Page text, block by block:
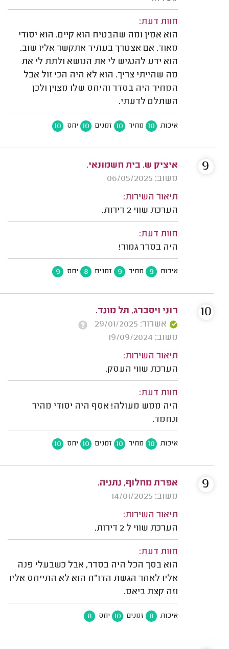
חוות דעת:
הוא אמין ומה שהבטיח הוא קיים. הוא יסודי
מאוד. אם אצטרך בעתיד אתקשר אליו שוב.
הוא ידע להנגיש לי את הנושא ולתת לי את
מה שהייתי צריך. הוא לא היה הכי זול אבל
המחיר היה בסדר והיחס שלו מצוין ולכן
השתלם לדעתי.
איכות 10 מחיר 10 זמנים 10 יחס 10
איציק ש. בית חשמונאי.
משוב: 06/05/2025
תיאור השירות:
הערכת שווי 2 דירות.
חוות דעת:
היה בסדר גמור!
איכות 9 מחיר 9 זמנים 8 יחס 9
9
רוני ויסברג, תל מונד.
אשרור: 29/01/2025
משוב: 19/09/2024
תיאור השירות:
הערכת שווי העסק.
חוות דעת:
היה ממש מעולה! אסף היה יסודי מהיר
ונחמד.
איכות 10 מחיר 10 זמנים 10 יחס 10
10
אפרת מחלוף, נתניה.
משוב: 14/01/2025
תיאור השירות:
הערכת שווי ל 2 דירות.
חוות דעת:
הוא בסך הכל היה בסדר, אבל כשבעלי פנה
אליו לאחר הגשת הדו"ח הוא לא התייחס אליו
וזה קצת ביאס.
איכות 8 זמנים 10 יחס 8
9